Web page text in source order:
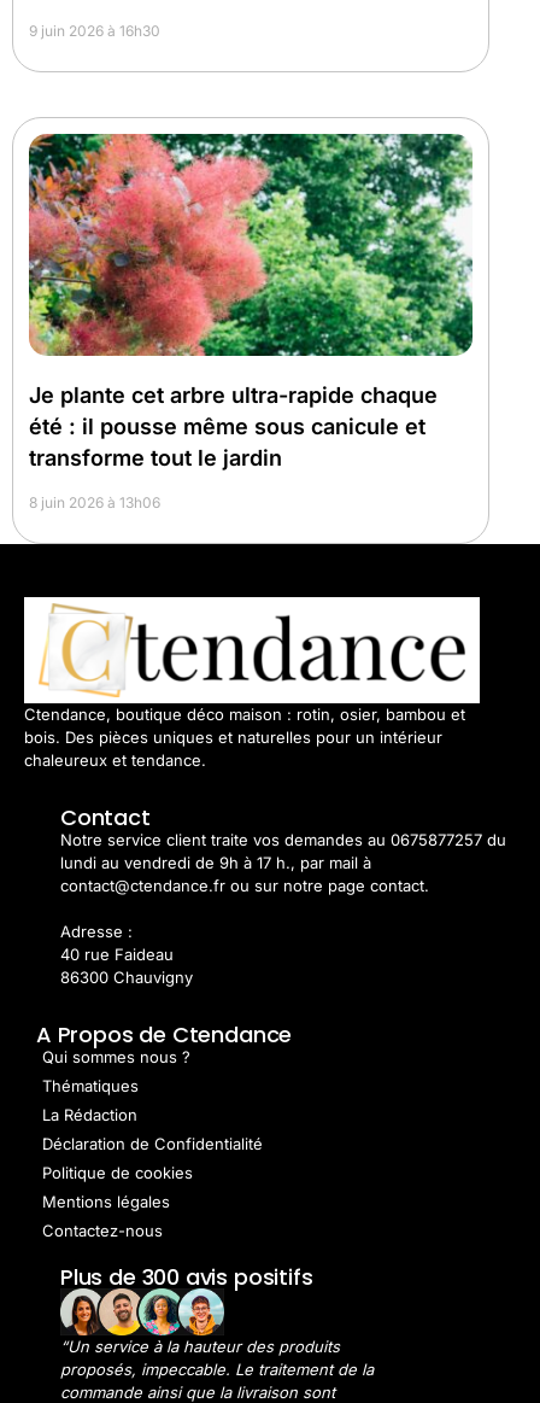
9 juin 2026 à 16h30
Je plante cet arbre ultra-rapide chaque
été : il pousse même sous canicule et
transforme tout le jardin
8 juin 2026 à 13h06
Ctendance, boutique déco maison : rotin, osier, bambou et
bois. Des pièces uniques et naturelles pour un intérieur
chaleureux et tendance.
Contact
Notre service client traite vos demandes au 0675877257 du
lundi au vendredi de 9h à 17 h., par mail à
contact@ctendance.fr ou sur notre page contact.
Adresse :
40 rue Faideau
86300 Chauvigny
A Propos de Ctendance
Qui sommes nous ?
Thématiques
La Rédaction
Déclaration de Confidentialité
Politique de cookies
Mentions légales
Contactez-nous
Plus de 300 avis positifs
“Un service à la hauteur des produits
proposés, impeccable. Le traitement de la
commande ainsi que la livraison sont